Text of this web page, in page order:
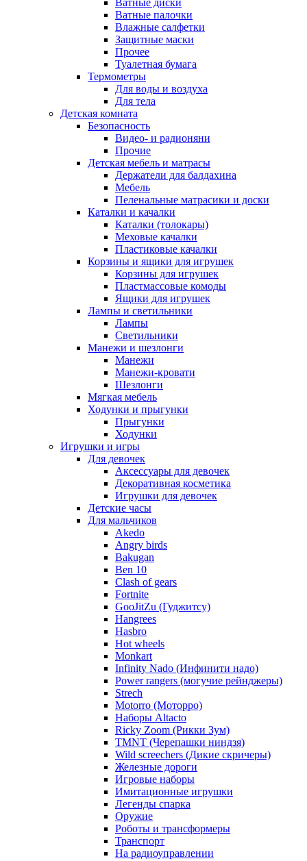
Ватные диски
Ватные палочки
Влажные салфетки
Защитные маски
Прочее
Туалетная бумага
Термометры
Для воды и воздуха
Для тела
Детская комната
Безопасность
Видео- и радионяни
Прочие
Детская мебель и матрасы
Держатели для балдахина
Мебель
Пеленальные матрасики и доски
Каталки и качалки
Каталки (толокары)
Меховые качалки
Пластиковые качалки
Корзины и ящики для игрушек
Корзины для игрушек
Пластмассовые комоды
Ящики для игрушек
Лампы и светильники
Лампы
Светильники
Манежи и шезлонги
Манежи
Манежи-кровати
Шезлонги
Мягкая мебель
Ходунки и прыгунки
Прыгунки
Ходунки
Игрушки и игры
Для девочек
Аксессуары для девочек
Декоративная косметика
Игрушки для девочек
Детские часы
Для мальчиков
Akedo
Angry birds
Bakugan
Ben 10
Clash of gears
Fortnite
GooJitZu (Гуджитсу)
Hangrees
Hasbro
Hot wheels
Monkart
Infinity Nado (Инфинити надо)
Power rangers (могучие рейнджеры)
Strech
Motorro (Моторро)
Наборы Altacto
Ricky Zoom (Рикки Зум)
TMNT (Черепашки ниндзя)
Wild screechers (Дикие скричеры)
Железные дороги
Игровые наборы
Имитационные игрушки
Легенды спарка
Оружие
Роботы и трансформеры
Транспорт
На радиоуправлении